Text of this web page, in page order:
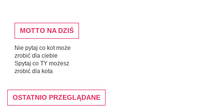
MOTTO NA DZIŚ
Nie pytaj co kot może
zrobić dla ciebie
Spytaj co TY możesz
zrobić dla kota
OSTATNIO PRZEGLĄDANE